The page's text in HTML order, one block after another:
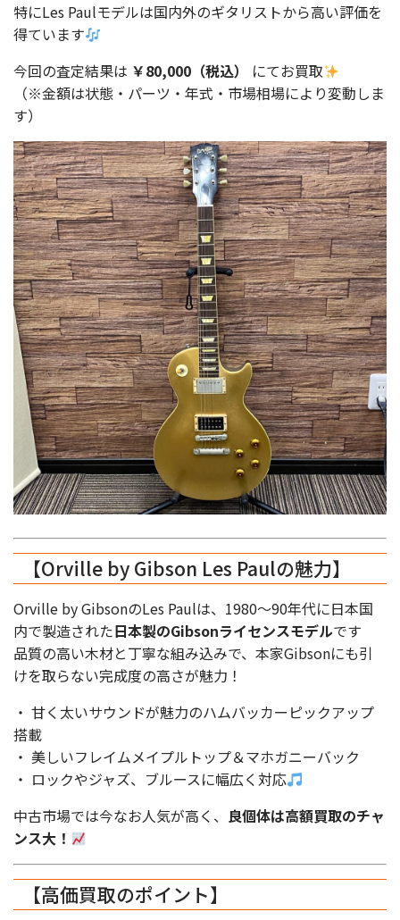
特にLes Paulモデルは国内外のギタリストから高い評価を
得ています
今回の査定結果は ￥80,000（税込）
にてお買取
（※金額は状態・パーツ・年式・市場相場により変動しま
す）
【Orville by Gibson Les Paulの魅力】
Orville by GibsonのLes Paulは、1980〜90年代に日本国
内で製造された日本製のGibsonライセンスモデルです
品質の高い木材と丁寧な組み込みで、本家Gibsonにも引
けを取らない完成度の高さが魅力！
・ 甘く太いサウンドが魅力のハムバッカーピックアップ
搭載
・ 美しいフレイムメイプルトップ＆マホガニーバック
・ ロックやジャズ、ブルースに幅広く対応
中古市場では今なお人気が高く、 良個体は高額買取のチャ
ンス大！
【高価買取のポイント】